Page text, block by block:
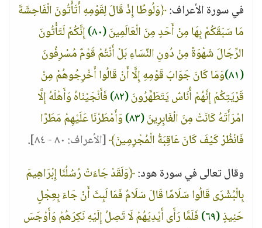
في سورة الأعراف:﴿وَلُوطًا إِذْ قَالَ لِقَوْمِهِ أَتَأْتُونَ الْفَاحِشَةَ
مَا سَبَقَكُمْ بِهَا مِنْ أَحَدٍ مِنَ الْعَالَمِينَ(٨٠)
إِنَّكُمْ لَتَأْتُونَ
الرِّجَالَ شَهْوَةً مِنْ دُونِ النِّسَاءِ بَلْ أَنْتُمْ قَوْمٌ مُسْرِفُونَ
(٨١)
وَمَا كَانَ جَوَابَ قَوْمِهِ إِلَّا أَنْ قَالُوا أَخْرِجُوهُمْ مِنْ
قَرْيَتِكُمْ إِنَّهُمْ أُنَاسٌ يَتَطَهَّرُونَ(٨٢)
فَأَنْجَيْنَاهُ وَأَهْلَهُ إِلَّا
امْرَأَتَهُ كَانَتْ مِنَ الْغَابِرِينَ(٨٣)
وَأَمْطَرْنَا عَلَيْهِمْ مَطَرًا
فَانْظُرْ كَيْفَ كَانَ عَاقِبَةُ الْمُجْرِمِينَ﴾[الأعراف: ٨٠ - ٨٤]
.
وقال تعالى في سورة هود:﴿وَلَقَدْ جَاءَتْ رُسُلُنَا إِبْرَاهِيمَ
بِالْبُشْرَى قَالُوا سَلَامًا قَالَ سَلَامٌ فَمَا لَبِثَ أَنْ جَاءَ بِعِجْلٍ
حَنِيذٍ(٦٩)
فَلَمَّا رَأَى أَيْدِيَهُمْ لَا تَصِلُ إِلَيْهِ نَكِرَهُمْ وَأَوْجَسَ